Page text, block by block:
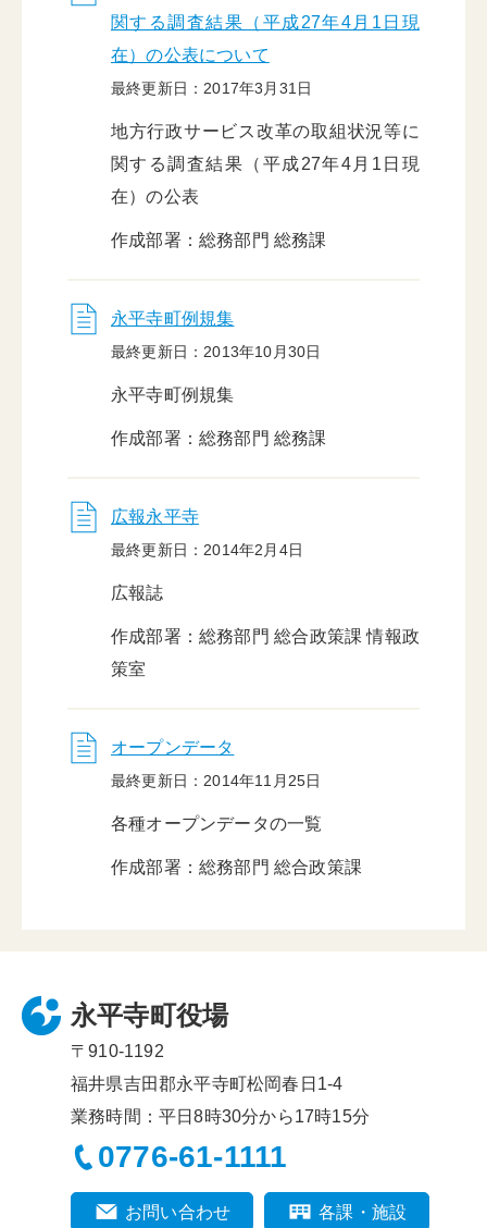
関する調査結果（平成27年4月1日現
在）の公表について
最終更新日：2017年3月31日
地方行政サービス改革の取組状況等に
関する調査結果（平成27年4月1日現
在）の公表
作成部署：総務部門 総務課
永平寺町例規集
最終更新日：2013年10月30日
永平寺町例規集
作成部署：総務部門 総務課
広報永平寺
最終更新日：2014年2月4日
広報誌
作成部署：総務部門 総合政策課 情報政
策室
オープンデータ
最終更新日：2014年11月25日
各種オープンデータの一覧
作成部署：総務部門 総合政策課
永平寺町役場
〒910-1192
福井県吉田郡永平寺町松岡春日1-4
業務時間：平日8時30分から17時15分
0776-61-1111
お問い合わせ 各課・施設